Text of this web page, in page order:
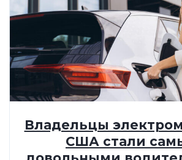
Владельцы
США стали